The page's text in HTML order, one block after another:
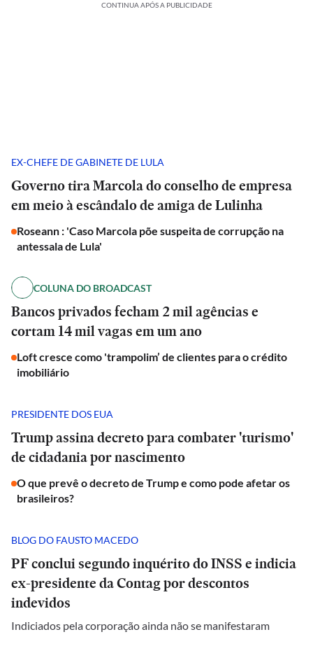
CONTINUA APÓS A PUBLICIDADE
EX-CHEFE DE GABINETE DE LULA
Governo tira Marcola do conselho de empresa
em meio à escândalo de amiga de Lulinha
Roseann : 'Caso Marcola põe suspeita de corrupção na
antessala de Lula'
COLUNA DO BROADCAST
Bancos privados fecham 2 mil agências e
cortam 14 mil vagas em um ano
Loft cresce como 'trampolim’ de clientes para o crédito
imobiliário
PRESIDENTE DOS EUA
Trump assina decreto para combater 'turismo'
de cidadania por nascimento
O que prevê o decreto de Trump e como pode afetar os
brasileiros?
BLOG DO FAUSTO MACEDO
PF conclui segundo inquérito do INSS e indicia
ex-presidente da Contag por descontos
indevidos
Indiciados pela corporação ainda não se manifestaram